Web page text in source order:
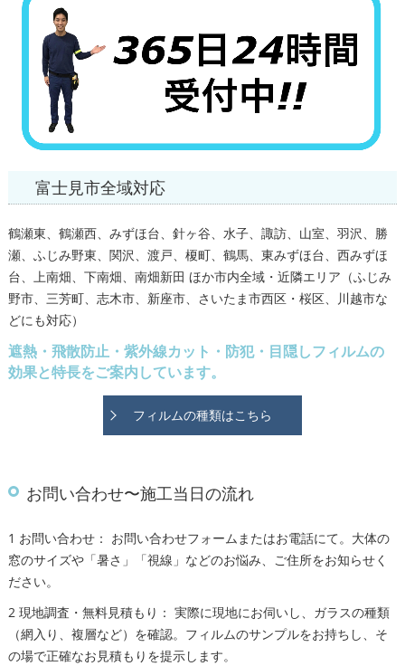
富士見市全域対応
鶴瀬東、鶴瀬西、みずほ台、針ヶ谷、水子、諏訪、山室、羽沢、勝
瀬、ふじみ野東、関沢、渡戸、榎町、鶴馬、東みずほ台、西みずほ
台、上南畑、下南畑、南畑新田 ほか市内全域・近隣エリア（ふじみ
野市、三芳町、志木市、新座市、さいたま市西区・桜区、川越市な
どにも対応）
遮熱・飛散防止・紫外線カット・防犯・目隠しフィルムの
効果と特長をご案内しています。
フィルムの種類はこちら
お問い合わせ〜施工当日の流れ
1 お問い合わせ： お問い合わせフォームまたはお電話にて。大体の
窓のサイズや「暑さ」「視線」などのお悩み、ご住所をお知らせく
ださい。
2 現地調査・無料見積もり： 実際に現地にお伺いし、ガラスの種類
（網入り、複層など）を確認。フィルムのサンプルをお持ちし、そ
の場で正確なお見積もりを提示します。